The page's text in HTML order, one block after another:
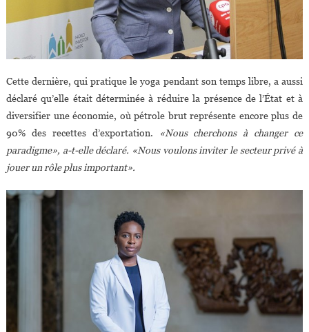
Cette dernière, qui pratique le yoga pendant son temps libre, a aussi
déclaré qu’elle était déterminée à réduire la présence de l’État et à
diversifier une économie, où pétrole brut représente encore plus de
90% des recettes d’exportation.
«Nous cherchons à changer ce
paradigme», a-t-elle déclaré. «Nous voulons inviter le secteur privé à
jouer un rôle plus important».